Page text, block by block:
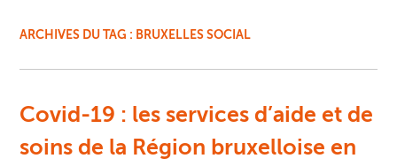
ARCHIVES DU TAG : BRUXELLES SOCIAL
Covid-19 : les services d’aide et de
soins de la Région bruxelloise en